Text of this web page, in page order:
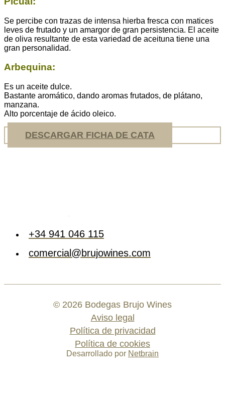
Se percibe con trazas de intensa hierba fresca con matices
leves de frutado y un amargor de gran persistencia. El aceite
de oliva resultante de esta variedad de aceituna tiene una
gran personalidad.
Arbequina:
Es un aceite dulce.
Bastante aromático, dando aromas frutados, de plátano,
manzana.
Alto porcentaje de ácido oleico.
DESCARGAR FICHA DE CATA
+34 941 046 115
comercial@brujowines.com
© 2026 Bodegas Brujo Wines
Aviso legal
Política de privacidad
Política de cookies
Desarrollado por Netbrain